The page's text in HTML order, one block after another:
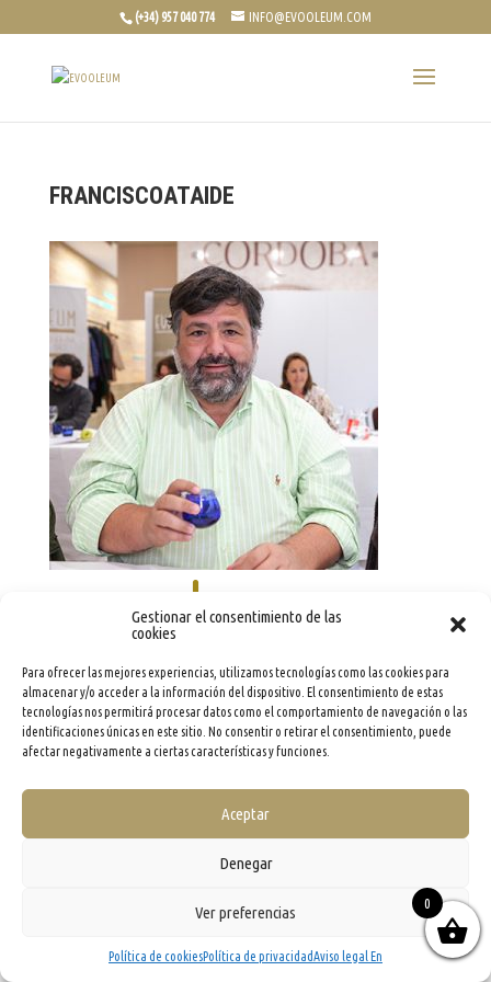
Gestionar el consentimiento de las
cookies
Para ofrecer las mejores experiencias, utilizamos tecnologías como las cookies para
almacenar y/o acceder a la información del dispositivo. El consentimiento de estas
tecnologías nos permitirá procesar datos como el comportamiento de navegación o las
identificaciones únicas en este sitio. No consentir o retirar el consentimiento, puede
afectar negativamente a ciertas características y funciones.
Aceptar
Denegar
Ver preferencias
Política de cookiesPolítica de privacidadAviso legal En
(+34) 957 040 774 INFO@EVOOLEUM.COM
FRANCISCOATAIDE
info@evooleum.com· Tel. (+34) 957 040 774 ·Aviso legal·Política de Cookies·Política de
Privacidad ·Condiciones generales de contratación
0